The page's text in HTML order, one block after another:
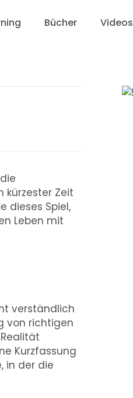
Bücher Videos
kürzester Zeit
dieses Spiel,
Leben mit
verständlich
von richtigen
Kurzfassung
in der die